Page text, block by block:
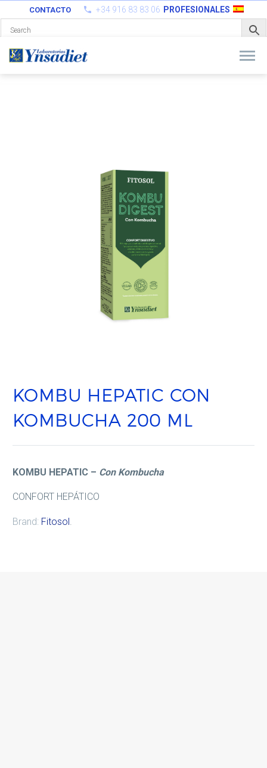
CONTACTO +34 916 83 83 06 PROFESIONALES
KOMBU HEPATIC CON
KOMBUCHA 200 ML
KOMBU HEPATIC – Con Kombucha
CONFORT HEPÁTICO
Brand: Fitosol.